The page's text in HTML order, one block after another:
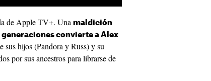
de Apple TV+. Una maldición
convierte a Alex
sus hijos (Pandora y Russ) y su
por sus ancestros para librarse de